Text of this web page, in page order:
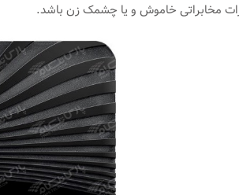
مخابراتی خاموش و یا چشمک زن باشد.